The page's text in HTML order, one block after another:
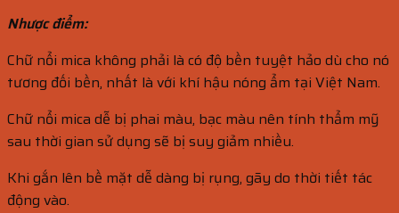
Nhược điểm:
Chữ nổi mica không phải là có độ bền tuyệt hảo dù cho nó
tương đối bền, nhất là với khí hậu nóng ẩm tại Việt Nam.
Chữ nổi mica dễ bị phai màu, bạc màu nên tính thẩm mỹ
sau thời gian sử dụng sẽ bị suy giảm nhiều.
Khi gắn lên bề mặt dễ dàng bị rụng, gãy do thời tiết tác
động vào.